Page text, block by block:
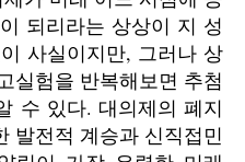
되리라는 상상이 지 성
사실이지만, 그러나 상
실험을 반복해보면 추첨
수 있다. 대의제의 폐지
발전적 계승과 신직접민